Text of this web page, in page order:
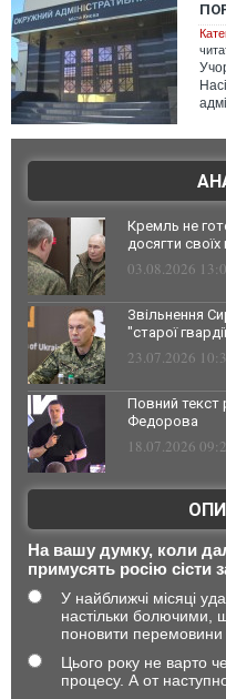
Кремль не
досягти
03.08.2026
Звільнення
"старої
23.07.2026
Повний текст
Федорова
18.07.2026
На вашу думку, коли
примусять росію сісти
У найближчі місяці
настільки болючими,
поновити перемовини
Цього року не варто
процесу. А от